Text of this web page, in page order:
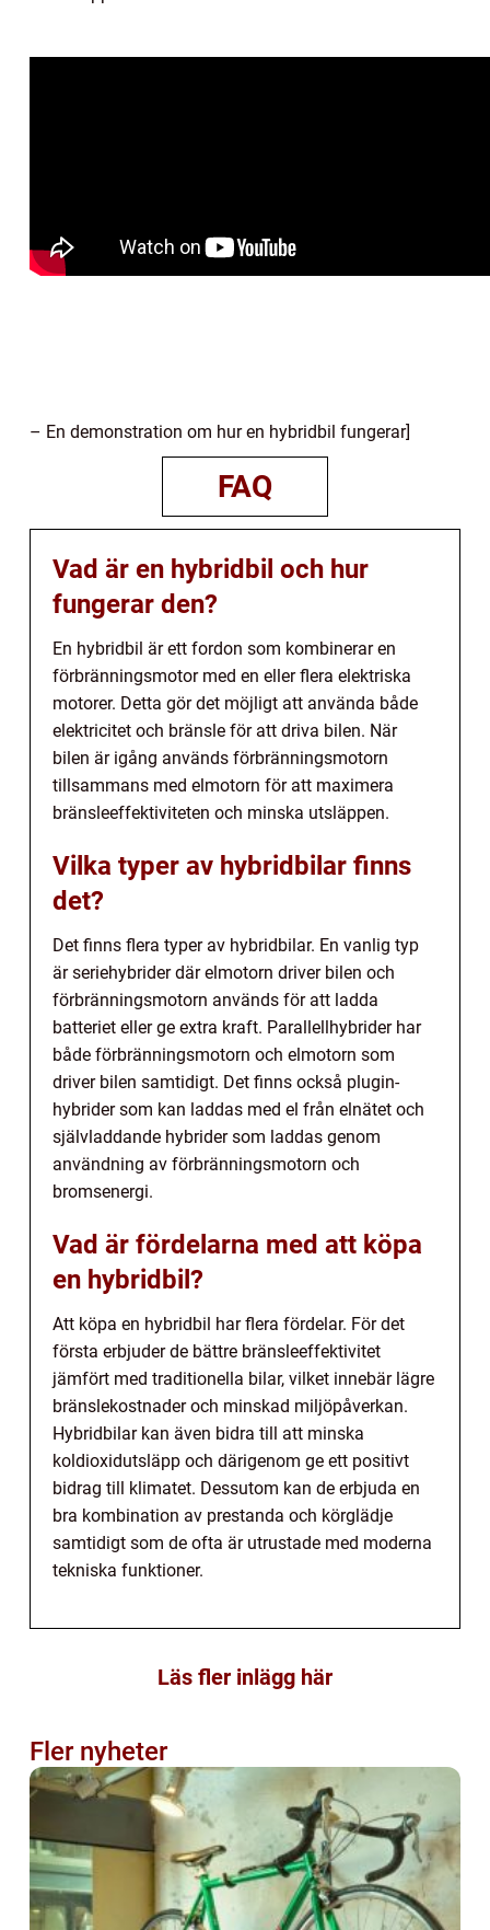
– En demonstration om hur en hybridbil fungerar]
FAQ
Vad är en hybridbil och hur
fungerar den?
En hybridbil är ett fordon som kombinerar en
förbränningsmotor med en eller flera elektriska
motorer. Detta gör det möjligt att använda både
elektricitet och bränsle för att driva bilen. När
bilen är igång används förbränningsmotorn
tillsammans med elmotorn för att maximera
bränsleeffektiviteten och minska utsläppen.
Vilka typer av hybridbilar finns
det?
Det finns flera typer av hybridbilar. En vanlig typ
är seriehybrider där elmotorn driver bilen och
förbränningsmotorn används för att ladda
batteriet eller ge extra kraft. Parallellhybrider har
både förbränningsmotorn och elmotorn som
driver bilen samtidigt. Det finns också plugin-
hybrider som kan laddas med el från elnätet och
självladdande hybrider som laddas genom
användning av förbränningsmotorn och
bromsenergi.
Vad är fördelarna med att köpa
en hybridbil?
Att köpa en hybridbil har flera fördelar. För det
första erbjuder de bättre bränsleeffektivitet
jämfört med traditionella bilar, vilket innebär lägre
bränslekostnader och minskad miljöpåverkan.
Hybridbilar kan även bidra till att minska
koldioxidutsläpp och därigenom ge ett positivt
bidrag till klimatet. Dessutom kan de erbjuda en
bra kombination av prestanda och körglädje
samtidigt som de ofta är utrustade med moderna
tekniska funktioner.
Läs fler inlägg här
Fler nyheter